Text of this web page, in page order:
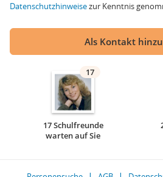
Datenschutzhinweisezur Kenntnis
Als Kontakt
17
17 Schulfreunde
warten auf Sie